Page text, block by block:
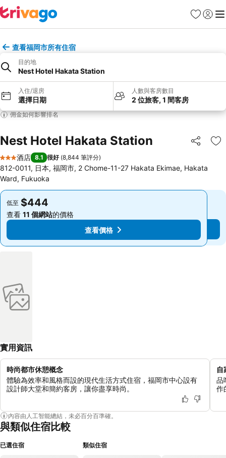
收藏夾
登入 選
查看福岡市所有住宿
目的地
Nest Hotel Hakata Station
入住/退房
選擇日期
人數與客房數目
2 位旅客, 1 間客房
佣金如何影響排名
Nest Hotel Hakata Station 分享
放
3 星級
酒店 8.1 很好 (8,844 筆評分)
812-0011, 日本, 福岡市, 2 Chome-11-27 Hakata Ekimae, Hakata
Ward, Fukuoka
低至 $444
查看 11 個網站的價格
查看價格
低至 $444
查看 11 個網站的價格
查看價格
實用資訊
時尚都市休憩概念
體驗為效率和風格而設的現代生活方式住宿，福岡市中心設有
設計師大堂和簡約客房，讓你盡享時尚。
自
品
作
內容由人工智能總結，未必百分百準確。
與類似住宿比較
已選住宿 類似住宿